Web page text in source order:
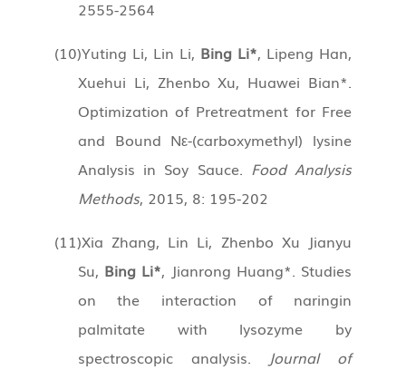
2555-2564
(10)Yuting Li, Lin Li, Bing Li*, Lipeng Han,
Xuehui Li, Zhenbo Xu, Huawei Bian*.
Optimization of Pretreatment for Free
and Bound Nε-(carboxymethyl) lysine
Analysis in Soy Sauce. Food Analysis
Methods, 2015, 8: 195-202
(11)Xia Zhang, Lin Li, Zhenbo Xu Jianyu
Su, Bing Li*, Jianrong Huang*. Studies
on the interaction of naringin
palmitate with lysozyme by
spectroscopic analysis.
Journal of